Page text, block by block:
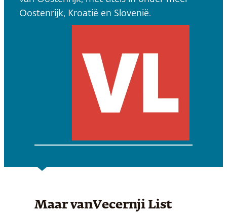
Oostenrijk, Kroatië en Slovenië.
Maar vanVecernji List